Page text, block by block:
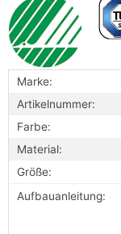
Marke:
Artikelnummer:
Farbe:
Material:
Größe:
Aufbauanleitung: